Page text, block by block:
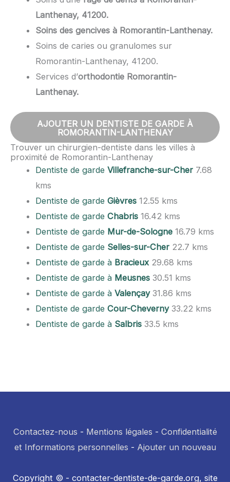
Lanthenay, 41200.
Soins des gencives à Romorantin-Lanthenay.
Soins de caries ou granulomes sur
Romorantin-Lanthenay, 41200.
Services d’orthodontie Romorantin-
Lanthenay.
AJOUTER UN DENTISTE DE GARDE À
ROMORANTIN-LANTHENAY
Trouver un chirurgien-dentiste dans les villes à
proximité de Romorantin-Lanthenay
Dentiste de gardeVillefranche-sur-Cher 7.68
kms
Dentiste de gardeGièvres 12.55 kms
Dentiste de gardeChabris 16.42 kms
Dentiste de garde Mur-de-Sologne 16.79 kms
Dentiste de garde Selles-sur-Cher 22.7 kms
Dentiste de garde à Bracieux 29.68 kms
Dentiste de garde à Meusnes 30.51 kms
Dentiste de garde àValençay31.86 kms
Dentiste de gardeCour-Cheverny33.22 kms
Dentiste de garde à Salbris 33.5 kms
Contactez-nous - Mentions légales - Confidentialité
et Informations personnelles - Ajouter un nouveau
Copyright © - contacter-dentiste-de-garde.org, site